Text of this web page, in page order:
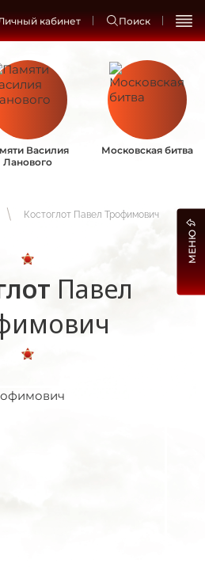
кабинет Поиск
Василия
Ланового
Московская битва
Костоглот Павел Трофимович
Павел
МЕНЮ